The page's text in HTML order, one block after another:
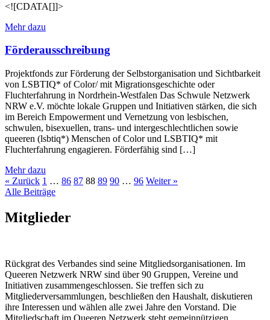
<![CDATA[]]>
Mehr dazu
Förderausschreibung
Projektfonds zur Förderung der Selbstorganisation und Sichtbarkeit
von LSBTIQ* of Color/ mit Migrationsgeschichte oder
Fluchterfahrung in Nordrhein-Westfalen Das Schwule Netzwerk
NRW e.V. möchte lokale Gruppen und Initiativen stärken, die sich
im Bereich Empowerment und Vernetzung von lesbischen,
schwulen, bisexuellen, trans- und intergeschlechtlichen sowie
queeren (lsbtiq*) Menschen of Color und LSBTIQ* mit
Fluchterfahrung engagieren. Förderfähig sind […]
Mehr dazu
« Zurück 1 … 86 87 88 89 90 … 96 Weiter »
Alle Beiträge
Mitglieder
Rückgrat des Verbandes sind seine Mitgliedsorganisationen. Im
Queeren Netzwerk NRW sind über 90 Gruppen, Vereine und
Initiativen zusammengeschlossen. Sie treffen sich zu
Mitgliederversammlungen, beschließen den Haushalt, diskutieren
ihre Interessen und wählen alle zwei Jahre den Vorstand. Die
Mitgliedschaft im Queeren Netzwerk steht gemeinnützigen